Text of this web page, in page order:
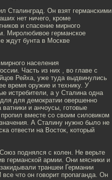
Сталинград. Он взят германскими
нет ничего, кроме
и спасение мирного
Миролюбивое германское
ждут бунта в Москве
населения
Часть из них , во главе с
Рейха, уже туда выдвинулись
время оружие и технику. У
истребители, а у Сталина одна
для демократии овершенно
и анчоусы, готовые
вместе со своим силовиком
А Сталину нужно было не
отвести на Восток, который
поднялся с колен. Не верьте
германской армии. Они мясники и
траншеи Германии
что он говорит пропаганда. Он